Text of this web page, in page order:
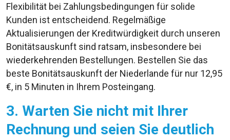
Flexibilität bei Zahlungsbedingungen für solide
Kunden ist entscheidend. Regelmäßige
Aktualisierungen der Kreditwürdigkeit durch unseren
Bonitätsauskunft sind ratsam, insbesondere bei
wiederkehrenden Bestellungen. Bestellen Sie das
beste Bonitätsauskunft der Niederlande für nur 12,95
€, in 5 Minuten in Ihrem Posteingang.
3. Warten Sie nicht mit Ihrer
Rechnung und seien Sie deutlich